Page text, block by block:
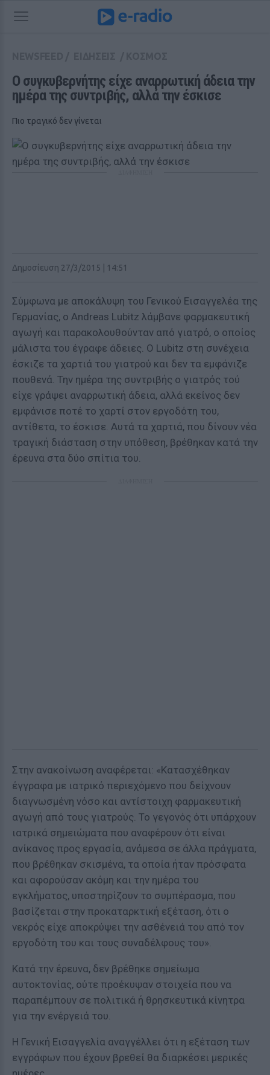
Ο συγκυβερνήτης είχε αναρρωτική άδεια την
ημέρα της συντριβής, αλλά την έσκισε
Πιο τραγικό δεν γίνεται
Δημοσίευση 27/3/2015 | 14:51
Σύμφωνα με αποκάλυψη του Γενικού Εισαγγελέα της
Γερμανίας, ο Andreas Lubitz λάμβανε φαρμακευτική
αγωγή και παρακολουθούνταν από γιατρό, ο οποίος
μάλιστα του έγραφε άδειες. Ο Lubitz στη συνέχεια
έσκιζε τα χαρτιά του γιατρού και δεν τα εμφάνιζε
πουθενά. Την ημέρα της συντριβής ο γιατρός τού
είχε γράψει αναρρωτική άδεια, αλλά εκείνος δεν
εμφάνισε ποτέ το χαρτί στον εργοδότη του,
αντίθετα, το έσκισε. Αυτά τα χαρτιά, που δίνουν νέα
τραγική διάσταση στην υπόθεση, βρέθηκαν κατά την
έρευνα στα δύο σπίτια του.
Στην ανακοίνωση αναφέρεται: «Κατασχέθηκαν
έγγραφα με ιατρικό περιεχόμενο που δείχνουν
διαγνωσμένη νόσο και αντίστοιχη φαρμακευτική
αγωγή από τους γιατρούς. Το γεγονός ότι υπάρχουν
ιατρικά σημειώματα που αναφέρουν ότι είναι
ανίκανος προς εργασία, ανάμεσα σε άλλα πράγματα,
που βρέθηκαν σκισμένα, τα οποία ήταν πρόσφατα
και αφορούσαν ακόμη και την ημέρα του
εγκλήματος, υποστηρίζουν το συμπέρασμα, που
βασίζεται στην προκαταρκτική εξέταση, ότι ο
νεκρός είχε αποκρύψει την ασθένειά του από τον
εργοδότη του και τους συναδέλφους του».
Κατά την έρευνα, δεν βρέθηκε σημείωμα
αυτοκτονίας, ούτε προέκυψαν στοιχεία που να
παραπέμπουν σε πολιτικά ή θρησκευτικά κίνητρα
για την ενέργειά του.
Η Γενική Εισαγγελία αναγγέλλει ότι η εξέταση των
εγγράφων που έχουν βρεθεί θα διαρκέσει μερικές